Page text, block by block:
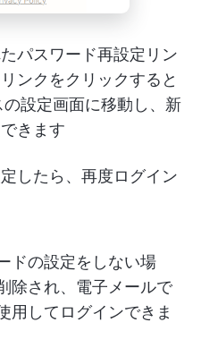
パスワード再設定リン
ンクをクリックすると
設定画面に移動し、新
きます
したら、再度ログイン
ドの設定をしない場
除され、電子メールで
用してログインできま